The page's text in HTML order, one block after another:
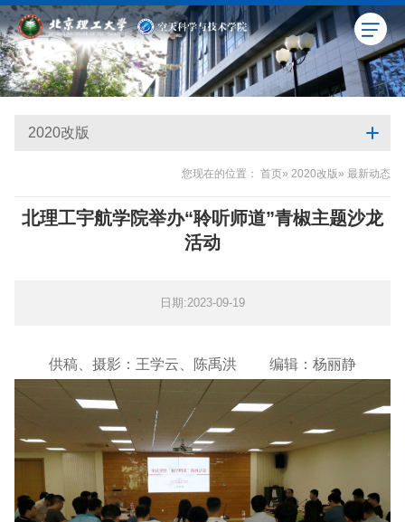
2020改版
您现在的位置： 首页» 2020改版» 最新动态
北理工宇航学院举办“聆听师道”青椒主题沙龙
活动
日期:2023-09-19
供稿、摄影：王学云、陈禹洪 编辑：杨丽静